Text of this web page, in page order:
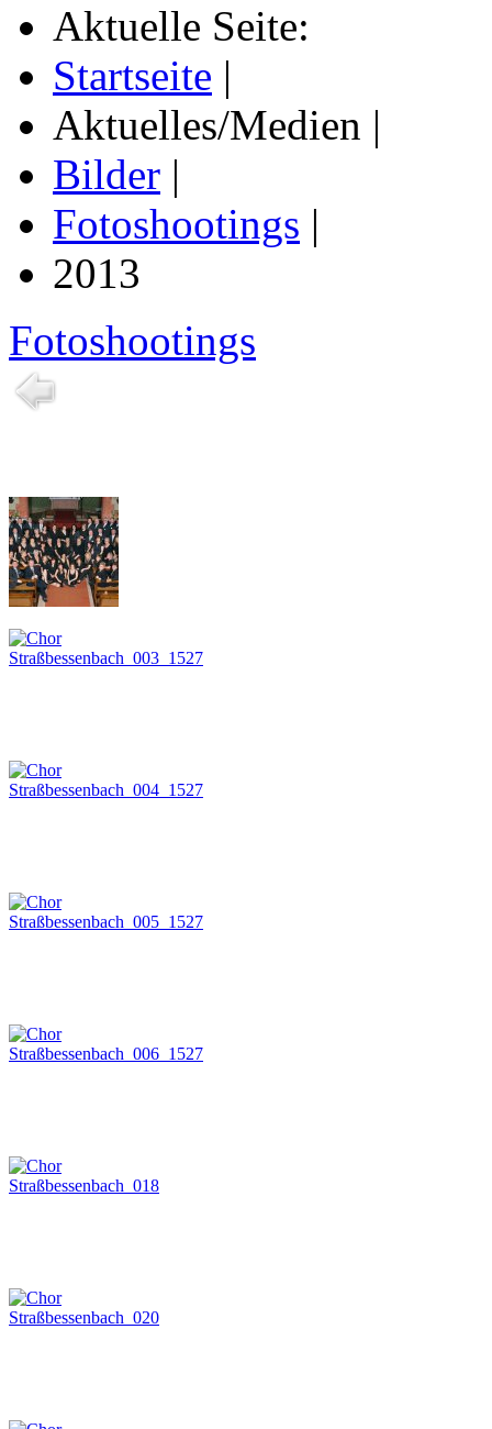
Aktuelle Seite:
Startseite |
Aktuelles/Medien |
Bilder |
Fotoshootings |
2013
Fotoshootings